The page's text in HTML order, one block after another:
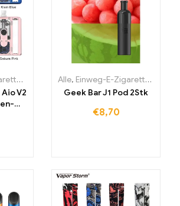
Einweg-E-Zigaretten Litauen,Einweg-
V2
Alle, Einweg-E-Zigaretten Irland
Geek Bar J1 Pod 2Stk
€8,70